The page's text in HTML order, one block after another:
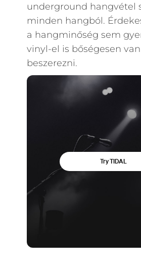
underground hangvétel
minden hangból.
a hangminőség sem
vinyl-el is bőségesen
beszerezni.